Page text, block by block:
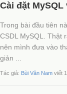
Cài đặt MySQL
Trong bài đầu tiên
CSDL MySQL. Thật
nên mình đưa vào
giản ...
Tác giả: Bùi Văn Nam viết